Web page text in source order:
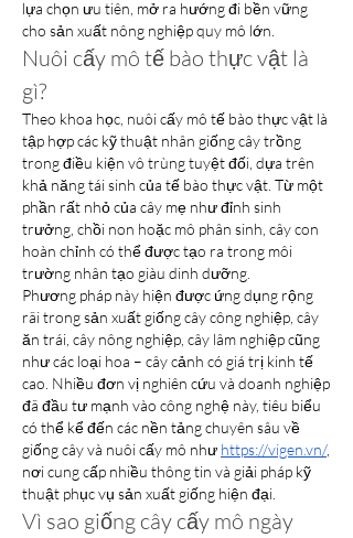
lựa chọn ưu tiên, mở ra hướng đi bền vững
cho sản xuất nông nghiệp quy mô lớn.
Nuôi cấy mô tế bào thực vật là
gì?
Theo khoa học, nuôi cấy mô tế bào thực vật là
tập hợp các kỹ thuật nhân giống cây trồng
trong điều kiện vô trùng tuyệt đối, dựa trên
khả năng tái sinh của tế bào thực vật. Từ một
phần rất nhỏ của cây mẹ như đỉnh sinh
trưởng, chồi non hoặc mô phân sinh, cây con
hoàn chỉnh có thể được tạo ra trong môi
trường nhân tạo giàu dinh dưỡng.
Phương pháp này hiện được ứng dụng rộng
rãi trong sản xuất giống cây công nghiệp, cây
ăn trái, cây nông nghiệp, cây lâm nghiệp cũng
như các loại hoa – cây cảnh có giá trị kinh tế
cao. Nhiều đơn vị nghiên cứu và doanh nghiệp
đã đầu tư mạnh vào công nghệ này, tiêu biểu
có thể kể đến các nền tảng chuyên sâu về
giống cây và nuôi cấy mô như https://vigen.vn/,
nơi cung cấp nhiều thông tin và giải pháp kỹ
thuật phục vụ sản xuất giống hiện đại.
Vì sao giống cây cấy mô ngày